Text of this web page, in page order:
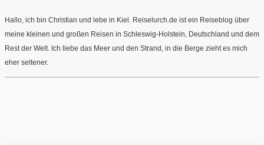
Hallo, ich bin Christian und lebe in Kiel. Reiselurch.de ist ein Reiseblog über
meine kleinen und großen Reisen in Schleswig-Holstein, Deutschland und dem
Rest der Welt. Ich liebe das Meer und den Strand, in die Berge zieht es mich
eher seltener.